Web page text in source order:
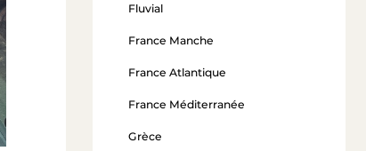
Fluvial
France Manche
France Atlantique
France Méditerranée
Grèce